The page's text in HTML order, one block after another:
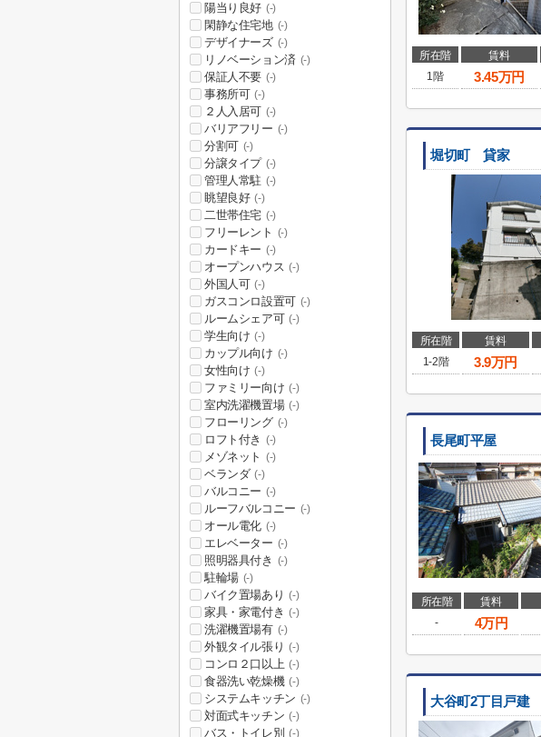
所在階 賃料
1階
3.45万円
堀切町 貸家
所在階 賃料
1-2階
3.9万円
長尾町平屋
所在階 賃料
-
4万円
大谷町2丁目戸建
陽当り良好 (-)
閑静な住宅地 (-)
デザイナーズ (-)
リノベーション済 (-)
保証人不要 (-)
事務所可 (-)
２人入居可 (-)
バリアフリー (-)
分割可 (-)
分譲タイプ (-)
管理人常駐 (-)
眺望良好 (-)
二世帯住宅 (-)
フリーレント (-)
カードキー (-)
オープンハウス (-)
外国人可 (-)
ガスコンロ設置可 (-)
ルームシェア可 (-)
学生向け (-)
カップル向け (-)
女性向け (-)
ファミリー向け (-)
室内洗濯機置場 (-)
フローリング (-)
ロフト付き (-)
メゾネット (-)
ベランダ (-)
バルコニー (-)
ルーフバルコニー (-)
オール電化 (-)
エレベーター (-)
照明器具付き (-)
駐輪場 (-)
バイク置場あり (-)
家具・家電付き (-)
洗濯機置場有 (-)
外観タイル張り (-)
コンロ２口以上 (-)
食器洗い乾燥機 (-)
システムキッチン (-)
対面式キッチン (-)
バス・トイレ別 (-)